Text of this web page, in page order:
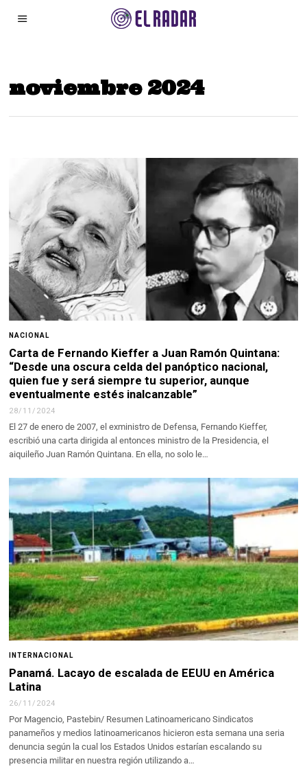
noviembre 2024
NACIONAL
Carta de Fernando Kieffer a Juan Ramón Quintana:
“Desde una oscura celda del panóptico nacional,
quien fue y será siempre tu superior, aunque
eventualmente estés inalcanzable”
28/11/2024
El 27 de enero de 2007, el exministro de Defensa, Fernando Kieffer,
escribió una carta dirigida al entonces ministro de la Presidencia, el
aiquileño Juan Ramón Quintana. En ella, no solo le…
INTERNACIONAL
Panamá. Lacayo de escalada de EEUU en América
Latina
26/11/2024
Por Magencio, Pastebin/ Resumen Latinoamericano Sindicatos
panameños y medios latinoamericanos hicieron esta semana una seria
denuncia según la cual los Estados Unidos estarían escalando su
presencia militar en nuestra región utilizando a…